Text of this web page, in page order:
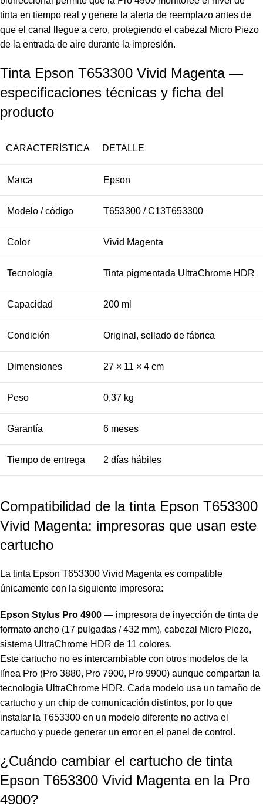
tinta en tiempo real y genere la alerta de reemplazo antes de
que el canal llegue a cero, protegiendo el cabezal Micro Piezo
de la entrada de aire durante la impresión.
Tinta Epson T653300 Vivid Magenta —
especificaciones técnicas y ficha del
producto
CARACTERÍSTICA DETALLE
Marca Epson
Modelo / código T653300 / C13T653300
Color Vivid Magenta
Tecnología Tinta pigmentada UltraChrome HDR
Capacidad 200 ml
Condición Original, sellado de fábrica
Dimensiones 27 × 11 × 4 cm
Peso 0,37 kg
Garantía 6 meses
Tiempo de entrega 2 días hábiles
Compatibilidad de la tinta Epson T653300
Vivid Magenta: impresoras que usan este
cartucho
La tinta Epson T653300 Vivid Magenta es compatible
únicamente con la siguiente impresora:
Epson Stylus Pro 4900 — impresora de inyección de tinta de
formato ancho (17 pulgadas / 432 mm), cabezal Micro Piezo,
sistema UltraChrome HDR de 11 colores.
Este cartucho no es intercambiable con otros modelos de la
línea Pro (Pro 3880, Pro 7900, Pro 9900) aunque compartan la
tecnología UltraChrome HDR. Cada modelo usa un tamaño de
cartucho y un chip de comunicación distintos, por lo que
instalar la T653300 en un modelo diferente no activa el
cartucho y puede generar un error en el panel de control.
¿Cuándo cambiar el cartucho de tinta
Epson T653300 Vivid Magenta en la Pro
4900?